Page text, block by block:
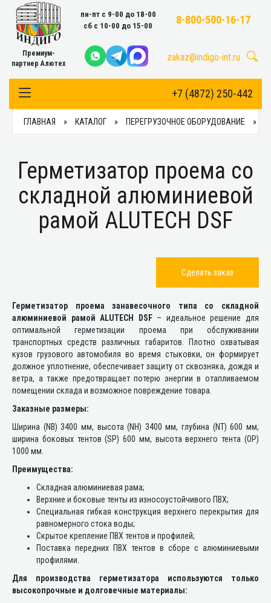
Премиум-
партнер Алютех
пн-пт с 9-00 до 18-00
сб с 10-00 до 15-00
8-800-500-16-17
zakaz@indigo-int.ru
+7 (4872) 250-442
Toggle Navigation
ГЛАВНАЯ КАТАЛОГ ПЕРЕГРУЗОЧНОЕ ОБОРУДОВАНИЕ
Герметизатор проема со
складной алюминиевой
рамой ALUTECH DSF
Сделать заказ
Герметизатор проема занавесочного типа со складной
алюминиевой рамой ALUTECH DSF– идеальное решение для
оптимальной герметизации проема при обслуживании
транспортных средств различных габаритов. Плотно охватывая
кузов грузового автомобиля во время стыковки, он формирует
должное уплотнение, обеспечивает защиту от сквозняка, дождя и
ветра, а также предотвращает потерю энергии в отапливаемом
помещении склада и возможное повреждение товара.
Заказные размеры:
Ширина (NB) 3400 мм, высота (NH) 3400 мм, глубина (NT) 600 мм,
ширина боковых тентов (SP) 600 мм, высота верхнего тента (OP)
1000 мм.
Преимущества:
Складная алюминиевая рама;
Верхние и боковые тенты из износоустойчивого ПВХ;
Специальная гибкая конструкция верхнего перекрытия для
равномерного стока воды;
Скрытое крепление ПВХ тентов и профилей;
Поставка передних ПВХ тентов в сборе с алюминиевыми
профилями.
Для производства герметизатора используются только
высокопрочные и долговечные материалы: